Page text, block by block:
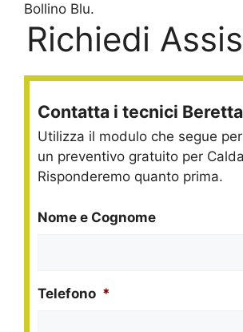
Bollino Blu.
Richiedi
Contatta i tecnici
Utilizza il modulo che segue
un preventivo gratuito per
Risponderemo quanto prima.
Nome e Cognome
Telefono *